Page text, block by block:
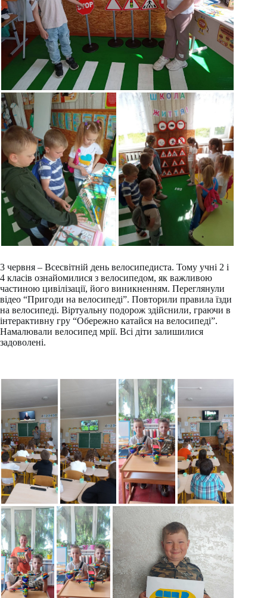
3 червня – Всесвітній день велосипедиста. Тому учні 2 і
4 класів ознайомилися з велосипедом, як важливою
частиною цивілізації, його виникненням. Переглянули
відео “Пригоди на велосипеді”. Повторили правила їзди
на велосипеді. Віртуальну подорож здійснили, граючи в
інтерактивну гру “Обережно катайся на велосипеді”.
Намалювали велосипед мрії. Всі діти залишилися
задоволені.